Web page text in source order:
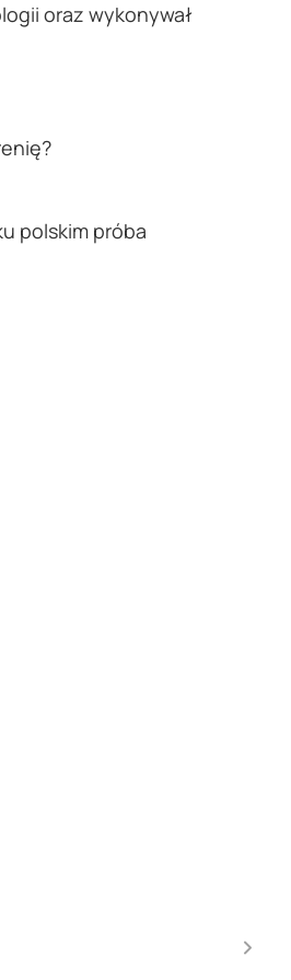
oraz wykonywał
polskim próba